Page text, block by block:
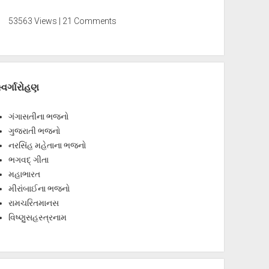
53563 Views | 21 Comments
ગંગાસતીના ભજનો
ગુજરાતી ભજનો
નરસિંહ મહેતાના ભજનો
ભગવદ્ ગીતા
મહાભારત
મીરાંબાઈના ભજનો
રામચરિતમાનસ
વિષ્ણુસહસ્ત્રનામ